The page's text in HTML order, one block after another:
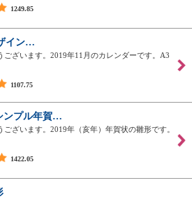
1249.85
イン…
ございます。2019年11月のカレンダーです。A3
1107.75
ンプル年賀…
ございます。2019年（亥年）年賀状の雛形です。
1422.05